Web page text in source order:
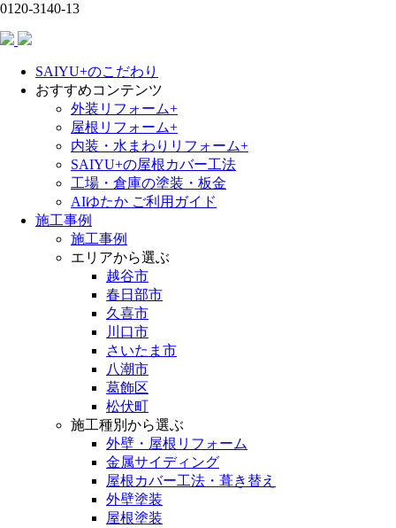
0120-3140-13
SAIYU+のこだわり
おすすめコンテンツ
外装リフォーム+
屋根リフォーム+
内装・水まわりリフォーム+
SAIYU+の屋根カバー工法
工場・倉庫の塗装・板金
AIゆたか ご利用ガイド
施工事例
施工事例
エリアから選ぶ
越谷市
春日部市
久喜市
川口市
さいたま市
八潮市
葛飾区
松伏町
施工種別から選ぶ
外壁・屋根リフォーム
金属サイディング
屋根カバー工法・葺き替え
外壁塗装
屋根塗装